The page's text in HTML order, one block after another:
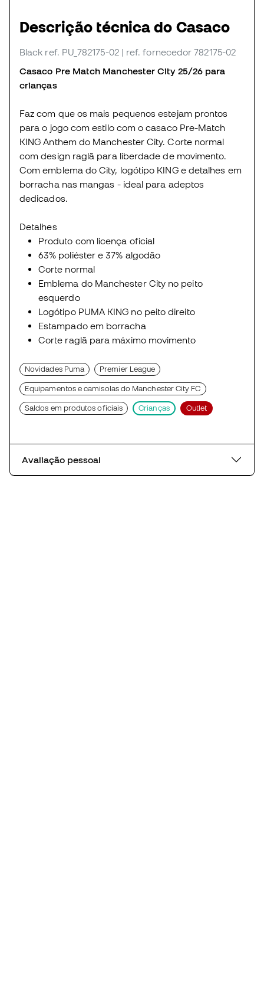
Descrição técnica do Casaco
Black ref. PU_782175-02 | ref. fornecedor 782175-02
Casaco Pre Match Manchester City 25/26 para
crianças
Faz com que os mais pequenos estejam prontos
para o jogo com estilo com o casaco Pre-Match
KING Anthem do Manchester City. Corte normal
com design raglã para liberdade de movimento.
Com emblema do City, logótipo KING e detalhes em
borracha nas mangas - ideal para adeptos
dedicados.
Detalhes
Produto com licença oficial
63% poliéster e 37% algodão
Corte normal
Emblema do Manchester City no peito
esquerdo
Logótipo PUMA KING no peito direito
Estampado em borracha
Corte raglã para máximo movimento
Novidades Puma Premier League
Equipamentos e camisolas do Manchester City FC
Saldos em produtos oficiais Crianças Outlet
Avaliação pessoal